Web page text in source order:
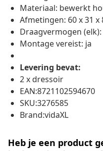
Materiaal: bewerkt
Afmetingen: 60 x 31 x
Draagvermogen (elk):
Montage vereist: ja
Levering bevat:
2 x dressoir
EAN:8721102594670
SKU:3276585
Brand:vidaXL
Heb je een product